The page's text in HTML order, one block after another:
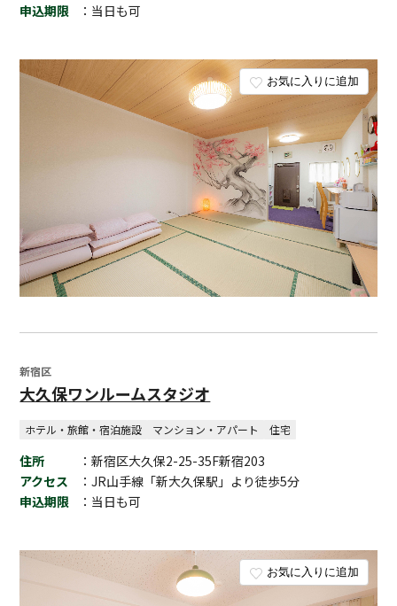
お気に入りに追加
申込期限
：当日も可
お気に入りに追加
新宿区
大久保ワンルームスタジオ
ホテル・旅館・宿泊施設 マンション・アパート 住宅
住所
：新宿区大久保2-25-35F新宿203
アクセス
：JR山手線「新大久保駅」より徒歩5分
申込期限
：当日も可